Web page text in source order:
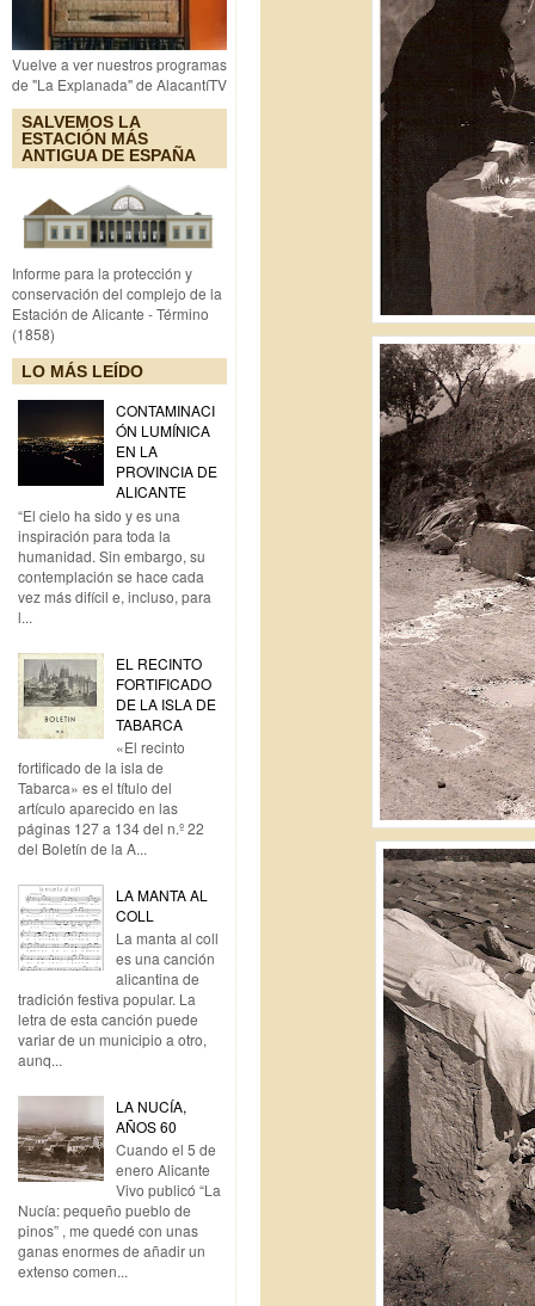
Vuelve a ver nuestros programas
de "La Explanada" de AlacantíTV
SALVEMOS LA
ESTACIÓN MÁS
ANTIGUA DE ESPAÑA
Informe para la protección y
conservación del complejo de la
Estación de Alicante - Término
(1858)
LO MÁS LEÍDO
CONTAMINACI
ÓN LUMÍNICA
EN LA
PROVINCIA DE
ALICANTE
“El cielo ha sido y es una
inspiración para toda la
humanidad. Sin embargo, su
contemplación se hace cada
vez más difícil e, incluso, para
l...
EL RECINTO
FORTIFICADO
DE LA ISLA DE
TABARCA
«El recinto
fortificado de la isla de
Tabarca» es el título del
artículo aparecido en las
páginas 127 a 134 del n.º 22
del Boletín de la A...
LA MANTA AL
COLL
La manta al coll
es una canción
alicantina de
tradición festiva popular. La
letra de esta canción puede
variar de un municipio a otro,
aunq...
LA NUCÍA,
AÑOS 60
Cuando el 5 de
enero Alicante
Vivo publicó “La
Nucía: pequeño pueblo de
pinos” , me quedé con unas
ganas enormes de añadir un
extenso comen...